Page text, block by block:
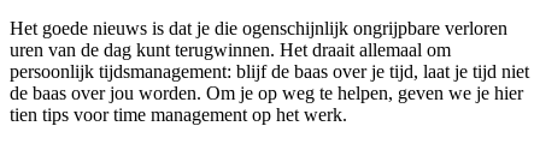
Het goede nieuws is dat je die ogenschijnlijk ongrijpbare verloren
uren van de dag kunt terugwinnen. Het draait allemaal om
persoonlijk tijdsmanagement: blijf de baas over je tijd, laat je tijd niet
de baas over jou worden. Om je op weg te helpen, geven we je hier
tien tips voor time management op het werk.